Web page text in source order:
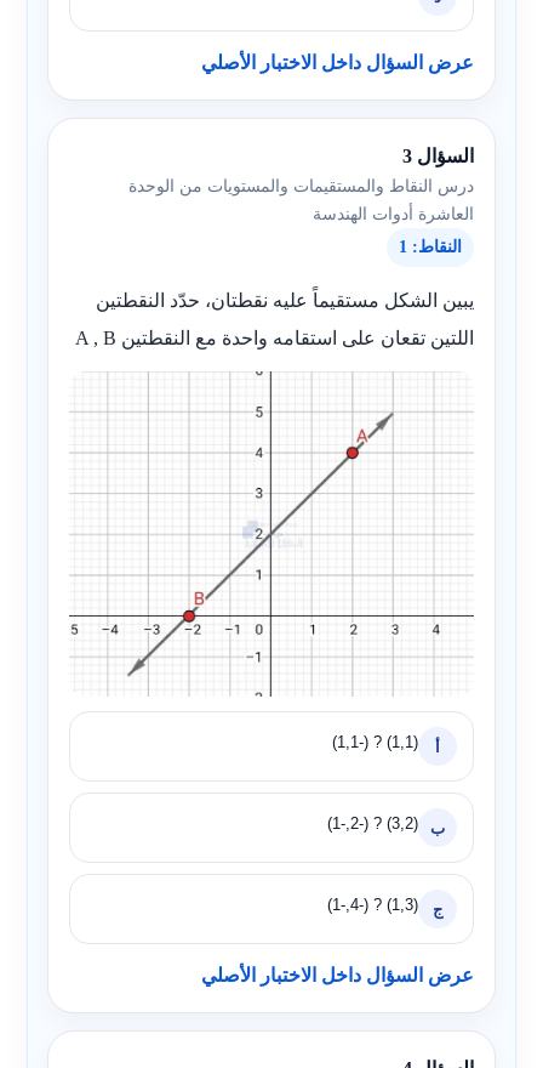
عرض السؤال داخل الاختبار الأصلي
السؤال 3
درس النقاط والمستقيمات والمستويات من الوحدة
العاشرة أدوات الهندسة
النقاط: 1
يبين الشكل مستقيماً عليه نقطتان، حدّد النقطتين
اللتين تقعان على استقامه واحدة مع النقطتين A , B
(1,1) ? (-1,1)
ب (3,2) ? (-2,-1)
ج (1,3) ? (-4,-1)
عرض السؤال داخل الاختبار الأصلي